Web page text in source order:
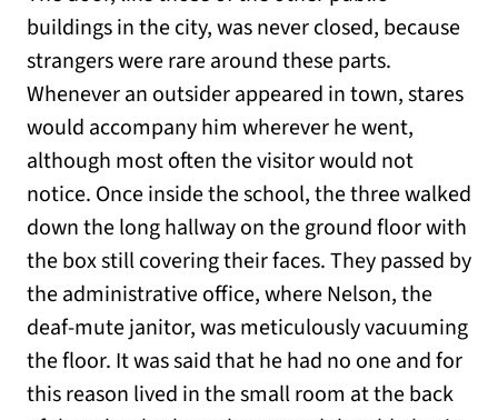
buildings in the city, was never closed, because
strangers were rare around these parts.
Whenever an outsider appeared in town, stares
would accompany him wherever he went,
although most often the visitor would not
notice. Once inside the school, the three walked
down the long hallway on the ground floor with
the box still covering their faces. They passed by
the administrative office, where Nelson, the
deaf-mute janitor, was meticulously vacuuming
the floor. It was said that he had no one and for
this reason lived in the small room at the back